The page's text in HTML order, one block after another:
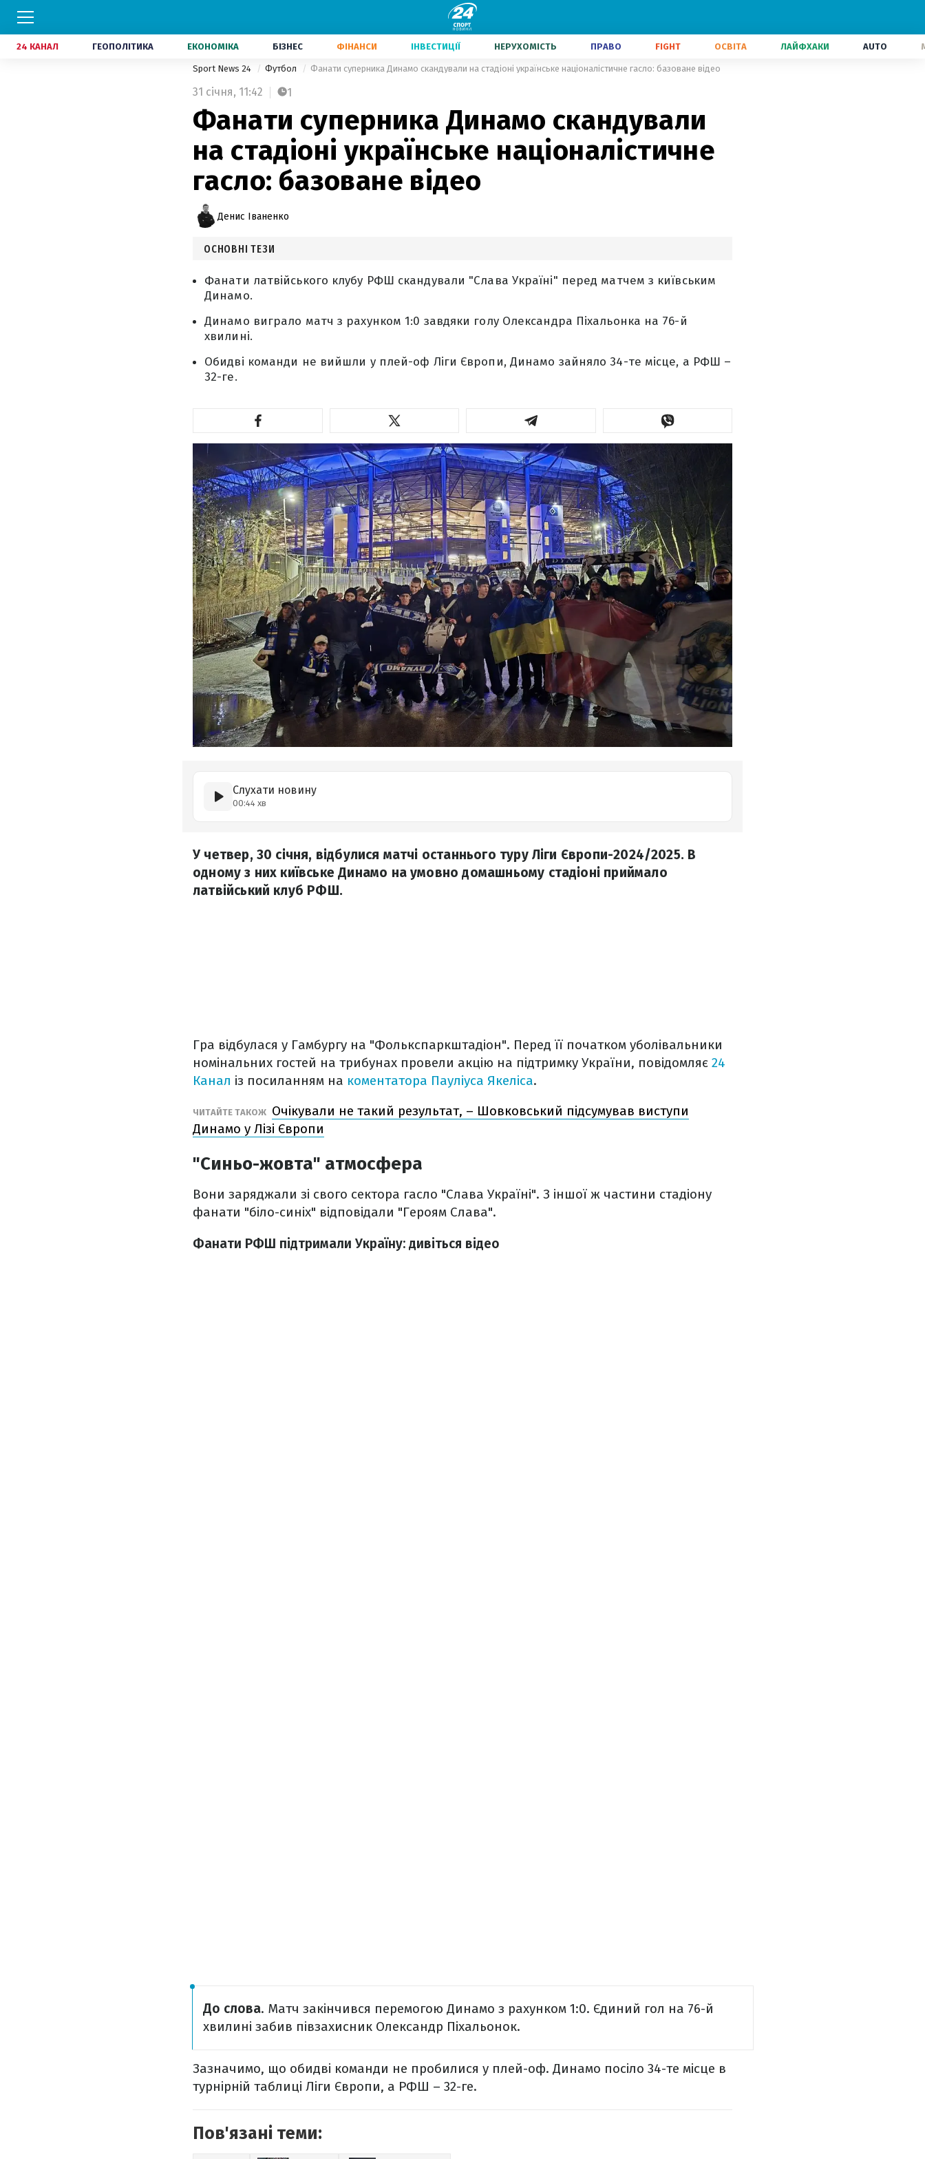
24 КАНАЛ ГЕОПОЛІТИКА ЕКОНОМІКА БІЗНЕС ФІНАНСИ ІНВЕСТИЦІЇ НЕРУХОМІСТЬ ПРАВО FIGHT ОСВІТА ЛАЙФХАКИ AUTO
Sport News 24 Футбол Фанати суперника Динамо скандували на стадіоні українське націоналістичне гасло: базоване відео
31 січня, 11:42 1
Фанати суперника Динамо скандували
на стадіоні українське націоналістичне
гасло: базоване відео
Денис Іваненко
ОСНОВНІ ТЕЗИ
Фанати латвійського клубу РФШ скандували "Слава Україні" перед матчем з київським
Динамо.
Динамо виграло матч з рахунком 1:0 завдяки голу Олександра Піхальонка на 76-й
хвилині.
Обидві команди не вийшли у плей-оф Ліги Європи, Динамо зайняло 34-те місце, а РФШ –
32-ге.
Слухати новину
00:44 хв
У четвер, 30 січня, відбулися матчі останнього туру Ліги Європи-2024/2025. В
одному з них київське Динамо на умовно домашньому стадіоні приймало
латвійський клуб РФШ.
Гра відбулася у Гамбургу на "Фолькспаркштадіон". Перед її початком уболівальники
номінальних гостей на трибунах провели акцію на підтримку України, повідомляє 24
Канал із посиланням на коментатора Пауліуса Якеліса.
ЧИТАЙТЕ ТАКОЖ Очікували не такий результат, – Шовковський підсумував виступи
Динамо у Лізі Європи
"Синьо-жовта" атмосфера
Вони заряджали зі свого сектора гасло "Слава Україні". З іншої ж частини стадіону
фанати "біло-синіх" відповідали "Героям Слава".
Фанати РФШ підтримали Україну: дивіться відео
До слова. Матч закінчився перемогою Динамо з рахунком 1:0. Єдиний гол на 76-й
хвилині забив півзахисник Олександр Піхальонок.
Зазначимо, що обидві команди не пробилися у плей-оф. Динамо посіло 34-те місце в
турнірній таблиці Ліги Європи, а РФШ – 32-ге.
Пов'язані теми: